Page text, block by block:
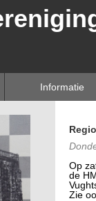
Informatie
Op
de
Zie